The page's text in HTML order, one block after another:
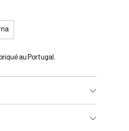
au Portugal.